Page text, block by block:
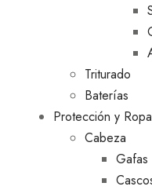
Triturado
Baterías
Protección y
Cabeza
Gafas